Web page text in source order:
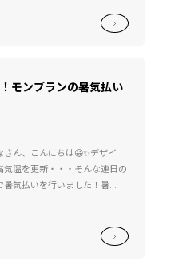
モンブランの暑気払い
ん、こんにちは😀✨デザイ
温を更新・・・そんな連日の
気払いを行いました！暑...